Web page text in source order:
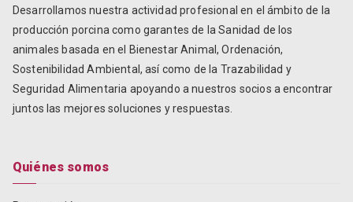
Desarrollamos nuestra actividad profesional en el ámbito de la
producción porcina como garantes de la Sanidad de los
animales basada en el Bienestar Animal, Ordenación,
Sostenibilidad Ambiental, así como de la Trazabilidad y
Seguridad Alimentaria apoyando a nuestros socios a encontrar
juntos las mejores soluciones y respuestas.
Quiénes somos